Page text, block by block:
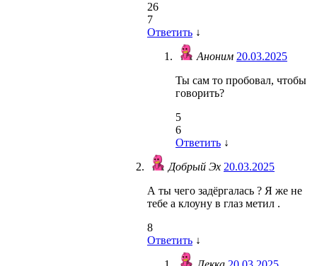
26
7
Ответить ↓
Аноним 20.03.2025
Ты сам то пробовал, чтобы
говорить?
5
6
Ответить ↓
Добрый Эх 20.03.2025
А ты чего задёргалась ? Я же не
тебе а клоуну в глаз метил .
8
Ответить ↓